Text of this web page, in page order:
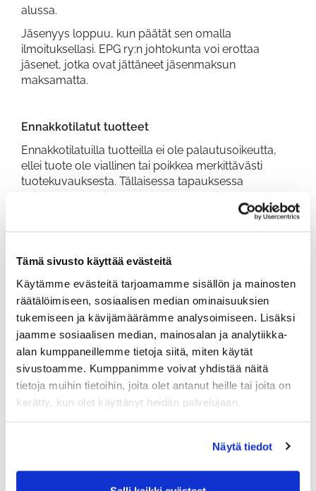
Tämä sivusto käyttää evästeitä
Käytämme evästeitä tarjoamamme sisällön ja mainosten
räätälöimiseen, sosiaalisen median ominaisuuksien
tukemiseen ja kävijämäärämme analysoimiseen. Lisäksi
jaamme sosiaalisen median, mainosalan ja analytiikka-
alan kumppaneillemme tietoja siitä, miten käytät
sivustoamme. Kumppanimme voivat yhdistää näitä
tietoja muihin tietoihin, joita olet antanut heille tai joita on
kerätty, kun olet käyttänyt heidän palvelujaan.
Näytä tiedot
alussa.
Jäsenyys loppuu, kun päätät sen omalla
ilmoituksellasi. EPG ry:n johtokunta voi erottaa
jäsenet, jotka ovat jättäneet jäsenmaksun
maksamatta.
Ennakkotilatut tuotteet
Ennakkotilatuilla tuotteilla ei ole palautusoikeutta,
ellei tuote ole viallinen tai poikkea merkittävästi
tuotekuvauksesta. Tällaisessa tapauksessa
asiakkaalla on oikeus palauttaa tuote ja saada
tai varataan erityisesti asiakkaalle.
Tuotteiden palautus
Ennen palautusta, ota yhteyttä
toimisto@ruuhikoskigolf.fi. Liitä palautuksen mukaan
seuraavat tiedot:
asiakasnumerosi, nimesi, osoitteesi ja
puhelinnumerosi.
tilausnumero tai muu tunniste, jota
palautuksesi koskee.